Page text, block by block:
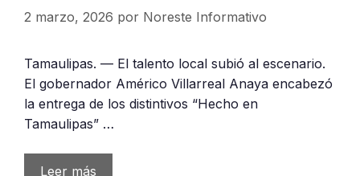
2 marzo, 2026 por Noreste Informativo
Tamaulipas. — El talento local subió al escenario.
El gobernador Américo Villarreal Anaya encabezó
la entrega de los distintivos “Hecho en
Tamaulipas” …
Leer más